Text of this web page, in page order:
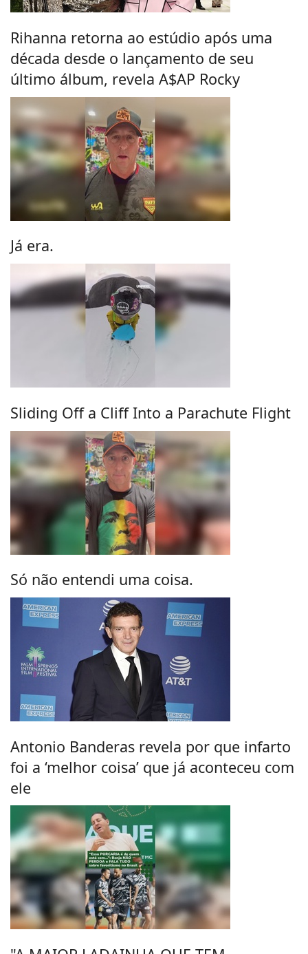
Rihanna retorna ao estúdio após uma
década desde o lançamento de seu
último álbum, revela A$AP Rocky
Já era.
Sliding Off a Cliff Into a Parachute Flight
Só não entendi uma coisa.
Antonio Banderas revela por que infarto
foi a ‘melhor coisa’ que já aconteceu com
ele